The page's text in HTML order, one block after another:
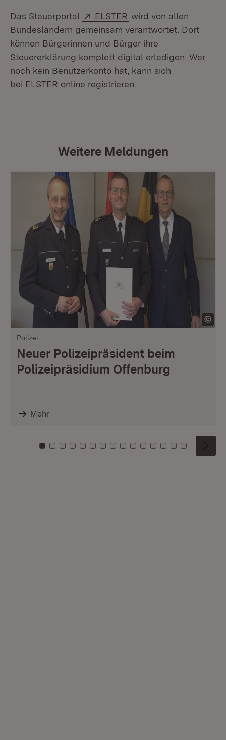
Das Steuerportal Extern:
ELSTER (Öffnet in neuem
wird von allen
Bundesländern gemeinsam verantwortet. Dort
können Bürgerinnen und Bürger ihre
Steuererklärung komplett digital erledigen. Wer
noch kein Benutzerkonto hat, kann sich
bei ELSTER online registrieren.
Weitere Meldungen
Polizei
Neuer Polizeipräsident beim
Polizeipräsidium Offenburg
Mehr
Zu Kachel: 0
Zu Kachel: 1
Zu Kachel: 2
Zu Kachel: 3
Zu Kachel: 4
Zu Kachel: 5
Zu Kachel: 6
Zu Kachel: 7
Zu Kachel: 8
Zu Kachel: 9
Zu Kachel: 10
Zu Kachel: 11
Zu Kachel: 12
Zu Kachel:
Zu